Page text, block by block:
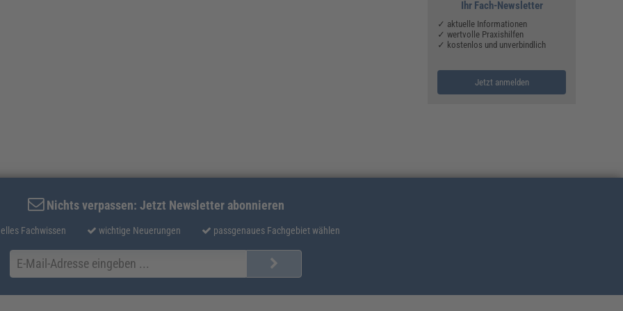
Ihr Fach-Newsletter
✓ aktuelle Informationen
✓ wertvolle Praxishilfen
✓ kostenlos und unverbindlich
Jetzt anmelden
Nichts verpassen: Jetzt Newsletter abonnieren
Fachwissen wichtige Neuerungen passgenaues Fachgebiet wählen